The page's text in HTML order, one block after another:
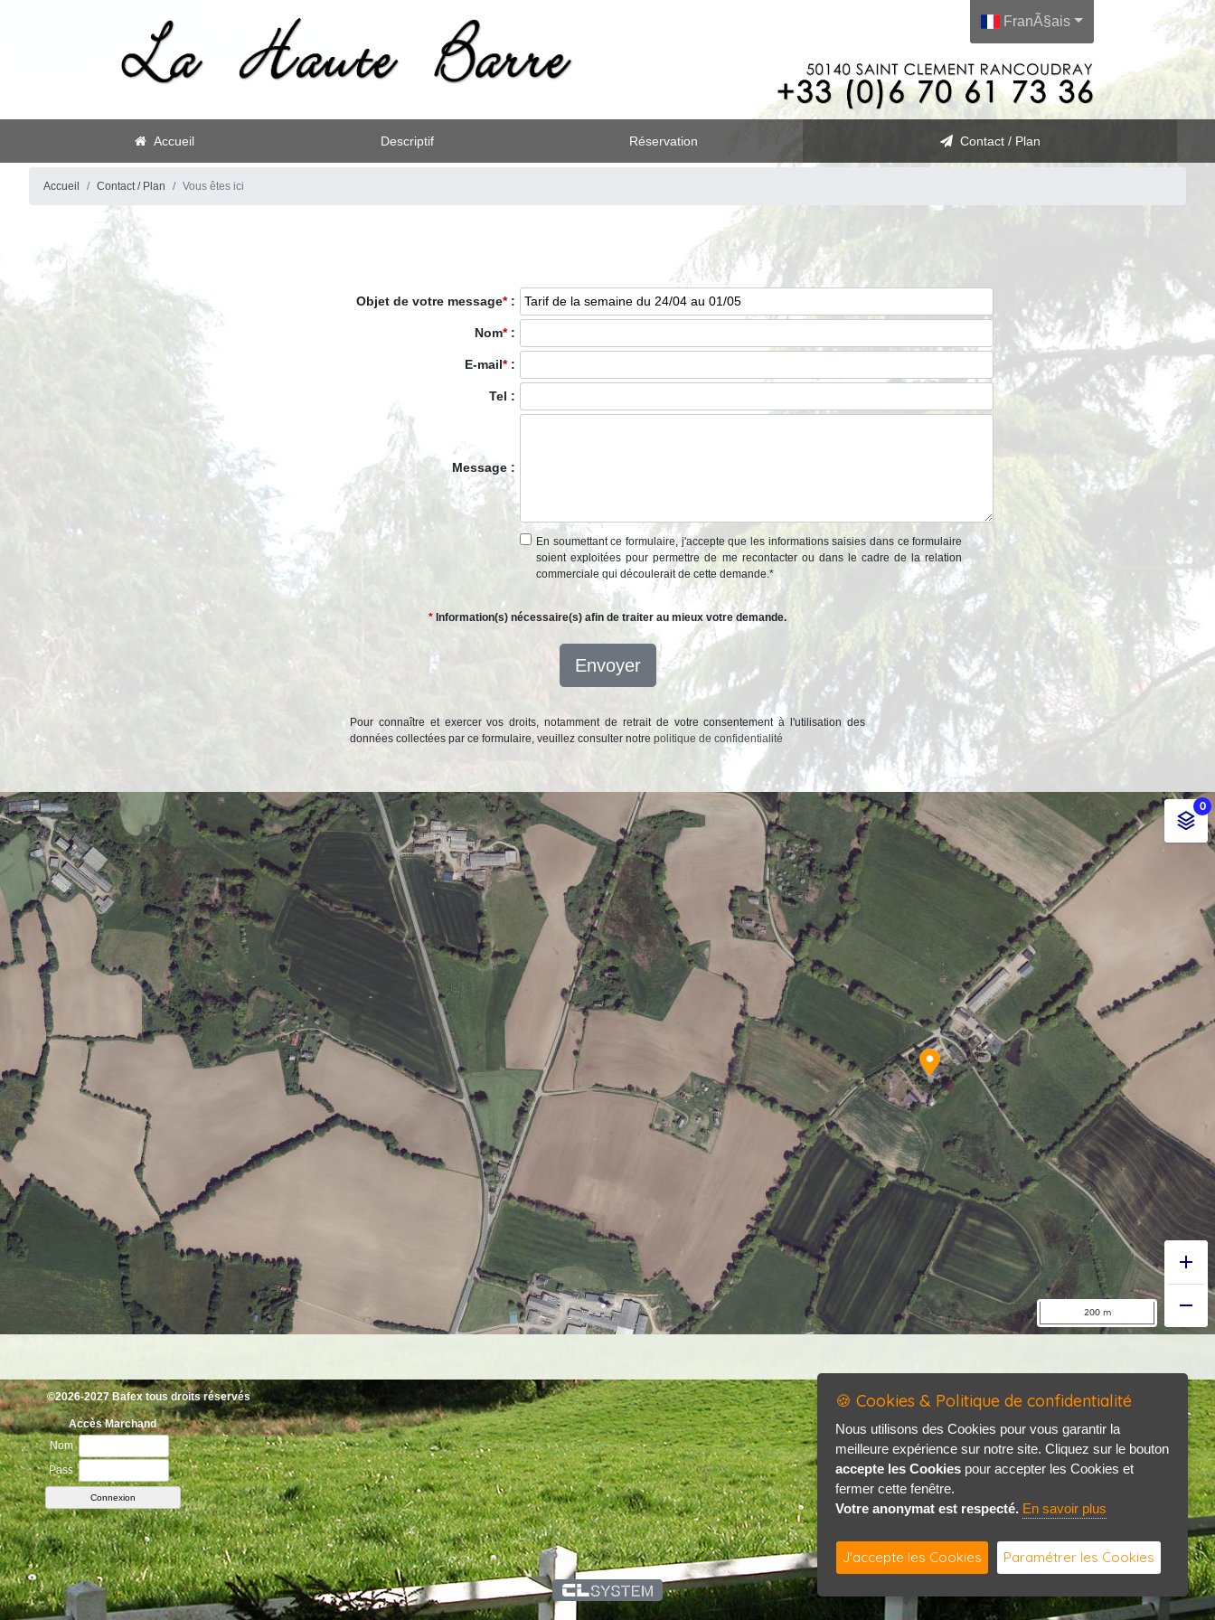
Accueil Descriptif Réservation Contact / Plan
FranÃ§ais
Accueil Contact / Plan Vous êtes ici
Objet de votre message*:
Nom*:
E-mail*:
Tel :
Message :
En soumettant ce formulaire, j'accepte que les informations saisies dans ce formulaire
soient exploitées pour permettre de me recontacter ou dans le cadre de la relation
commerciale qui découlerait de cette demande.*
* Information(s) nécessaire(s) afin de traiter au mieux votre demande.
Envoyer
Pour connaître et exercer vos droits, notamment de retrait de votre consentement à l'utilisation des
données collectées par ce formulaire, veuillez consulter notre politique de confidentialité
©2026-2027 Bafex tous droits réservés
Accès Marchand
Nom
Pass
Accueil
Mentions légales
Politique de confidentialité
Contact / Plan
🍪 Cookies & Politique de confidentialité
Nous utilisons des Cookies pour vous garantir la
meilleure expérience sur notre site. Cliquez sur le bouton
accepte les Cookies pour accepter les Cookies et
fermer cette fenêtre.
Votre anonymat est respecté. En savoir plus
J'accepte les Cookies Paramétrer les Cookies